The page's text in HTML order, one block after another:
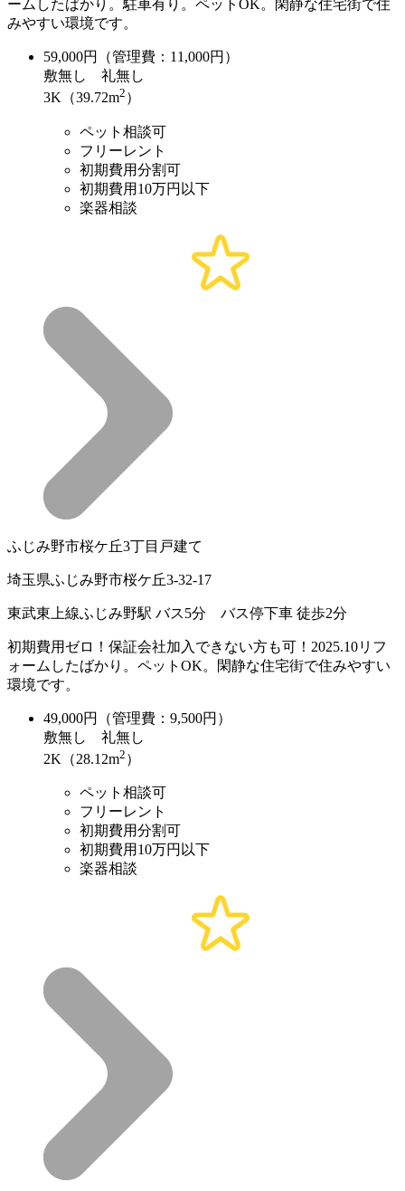
ームしたばかり。駐車有り。ペットOK。閑静な住宅街で住
みやすい環境です。
59,000円（管理費：11,000円）
敷無し 礼無し
3K（39.72m2 ）
ペット相談可
フリーレント
初期費用分割可
初期費用10万円以下
楽器相談
ふじみ野市桜ケ丘3丁目戸建て
埼玉県ふじみ野市桜ケ丘3-32-17
東武東上線ふじみ野駅 バス5分 バス停下車 徒歩2分
初期費用ゼロ！保証会社加入できない方も可！2025.10リフ
ォームしたばかり。ペットOK。閑静な住宅街で住みやすい
環境です。
49,000円（管理費：9,500円）
敷無し 礼無し
2K（28.12m2 ）
ペット相談可
フリーレント
初期費用分割可
初期費用10万円以下
楽器相談